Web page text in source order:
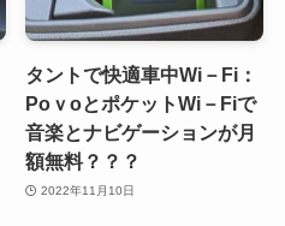
タントで快適車中Wi－Fi：
PoｖoとポケットWi－Fiで
音楽とナビゲーションが月
額無料？？？
2022年11月10日